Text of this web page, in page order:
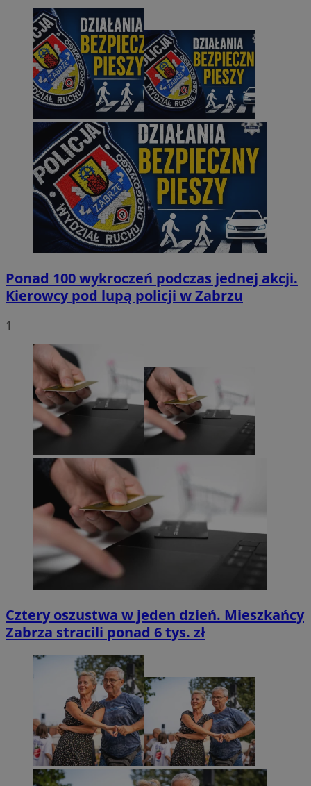
Ponad 100 wykroczeń podczas jednej akcji.
Kierowcy pod lupą policji w Zabrzu
1
Cztery oszustwa w jeden dzień. Mieszkańcy
Zabrza stracili ponad 6 tys. zł